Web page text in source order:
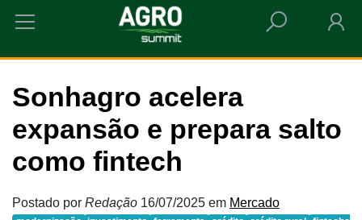
HOME SONHAGRO ACELERA EXPANSÃO E PREPARA SALTO COMO FINTECH
Sonhagro acelera
expansão e prepara salto
como fintech
Postado por Redação 16/07/2025 em Mercado